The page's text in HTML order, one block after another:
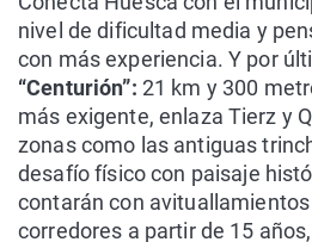
nivel de dificultad media y
con más experiencia. Y por
“Centurión”: 21 km y 300
más exigente, enlaza Tierz y
zonas como las antiguas
desafío físico con paisaje
contarán con
corredores a partir de 15